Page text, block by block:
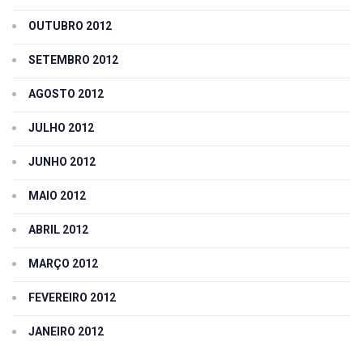
OUTUBRO 2012
SETEMBRO 2012
AGOSTO 2012
JULHO 2012
JUNHO 2012
MAIO 2012
ABRIL 2012
MARÇO 2012
FEVEREIRO 2012
JANEIRO 2012